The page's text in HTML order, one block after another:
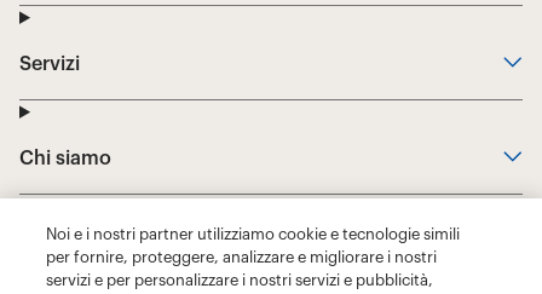
Noi e i nostri partner utilizziamo cookie e tecnologie simili
per fornire, proteggere, analizzare e migliorare i nostri
servizi e per personalizzare i nostri servizi e pubblicità,